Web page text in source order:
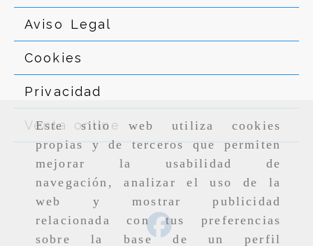
Este sitio web utiliza cookies
propias y de terceros que permiten
mejorar la usabilidad de
navegación, analizar el uso de la
web y mostrar publicidad
relacionada con tus preferencias
sobre la base de un perfil
Aviso Legal
Cookies
Privacidad
Venta online